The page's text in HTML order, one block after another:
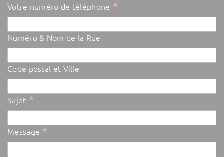
Votre numéro de téléphone *
Numéro & Nom de la Rue
Code postal et Ville
Sujet *
Message *